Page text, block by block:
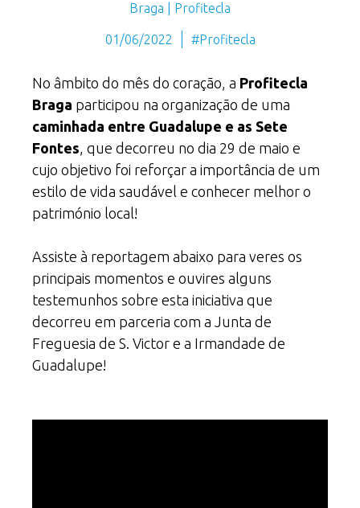
Braga | Profitecla
01/06/2022 #Profitecla
No âmbito do mês do coração, a Profitecla
Braga participou na organização de uma
caminhada entre Guadalupe e as Sete
Fontes, que decorreu no dia 29 de maio e
cujo objetivo foi reforçar a importância de um
estilo de vida saudável e conhecer melhor o
património local!
Assiste à reportagem abaixo para veres os
principais momentos e ouvires alguns
testemunhos sobre esta iniciativa que
decorreu em parceria com a Junta de
Freguesia de S. Victor e a Irmandade de
Guadalupe!